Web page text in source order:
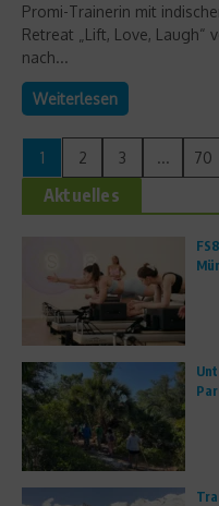
Promi-Trainerin mit
Retreat „Lift, Love, Laugh“
nach...
Weiterlesen
1 2 3 ... 70
Aktuelles